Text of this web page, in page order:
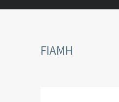
FIAMH